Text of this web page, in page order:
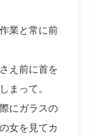
業と常に前
え前に首を
まって。
にガラスの
女を見てカ